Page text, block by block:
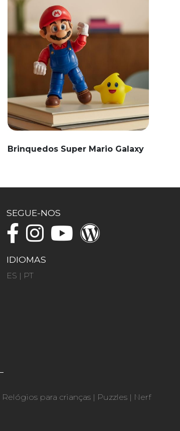
Brinquedos Super Mario Galaxy
SEGUE-NOS
IDIOMAS
ES | PT
Relógios para crianças | Puzzles | Nerf